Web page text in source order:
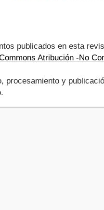
publicados en esta
Atribución -No
procesamiento y